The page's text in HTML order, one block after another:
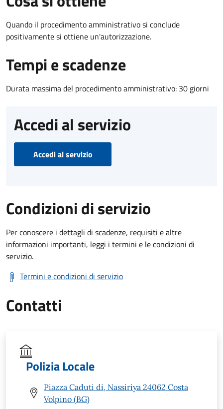
Quando il procedimento amministrativo si conclude
positivamente si ottiene un'autorizzazione.
Tempi e scadenze
Durata massima del procedimento amministrativo: 30 giorni
Accedi al servizio
Accedi al servizio
Condizioni di servizio
Per conoscere i dettagli di scadenze, requisiti e altre
informazioni importanti, leggi i termini e le condizioni di
servizio.
Termini e condizioni di servizio
Contatti
Polizia Locale
Piazza Caduti di, Nassiriya 24062 Costa
Volpino (BG)